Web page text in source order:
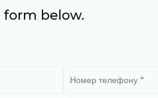
form below.